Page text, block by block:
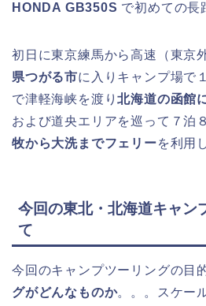
HONDA GB350S で初めての長
初日に東京練馬から高速（東京
県つがる市に入りキャンプ場で
で津軽海峡を渡り北海道の函館
および道央エリアを巡って７泊
牧から大洗までフェリーを利用
今回の東北・北海道キャン
て
今回のキャンプツーリングの目
グがどんなものか。。。スケー